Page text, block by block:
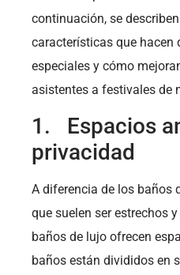
continuación, se
características que hacen
especiales y cómo
asistentes a festivales de
1. Espacios
privacidad
A diferencia de los baños
que suelen ser estrechos
baños de lujo ofrecen
baños están divididos en